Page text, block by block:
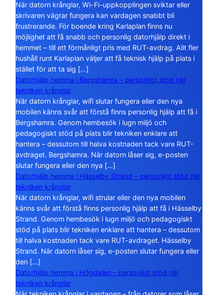
När datorn krånglar, Wi-Fi-uppkopplingen sviktar eller
skrivaren vägrar fungera kan vardagen snabbt bli
frustrerande. För boende kring Karlaplan finns nu
möjlighet att få snabb och personlig datorhjälp direkt i
hemmet – till ett förmånligt pris med RUT-avdrag. Allt fler
hushåll runt Karlaplan väljer att få teknisk hjälp på plats i
stället för att ta sig […]
Datorhjälp hemma i Bergshamra – personligt stöd när
tekniken krånglar
När datorn krånglar, wifi slutar fungera eller den nya
mobilen känns svår att förstå finns personlig hjälp att få i
Bergshamra. Genom hembesök i lugn miljö och
pedagogiskt stöd på plats blir tekniken enklare att
hantera – dessutom till halva kostnaden tack vare RUT-
avdraget. Bergshamra. När datorn låser sig, e-posten
slutar fungera eller den nya […]
Datorhjälp hemma i Hässelby Strand – personligt stöd när
tekniken krånglar
När datorn krånglar, wifi strular eller den nya mobilen
känns svår att förstå finns personlig hjälp att få i Hässelby
Strand. Genom hembesök i lugn miljö och pedagogiskt
stöd på plats blir tekniken enklare att hantera – dessutom
till halva kostnaden tack vare RUT-avdraget. Hässelby
Strand. När datorn låser sig, e-posten slutar fungera eller
den […]
Datorhjälp hemma i Högdalen – personligt stöd när
tekniken krånglar